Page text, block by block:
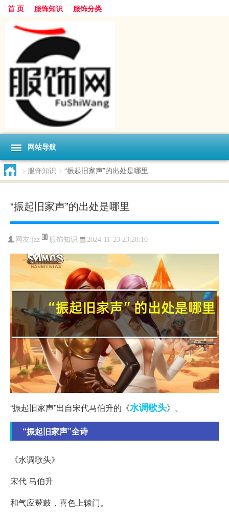
首 页 服饰知识 服饰分类
网站导航
> 服饰知识 > “振起旧家声”的出处是哪里
“振起旧家声”的出处是哪里
网友:jzz 服饰知识 2024-11-23 23:28:10
“振起旧家声”出自宋代马伯升的《水调歌头》。
“振起旧家声”全诗
《水调歌头》
宋代 马伯升
和气应鼙鼓，喜色上辕门。